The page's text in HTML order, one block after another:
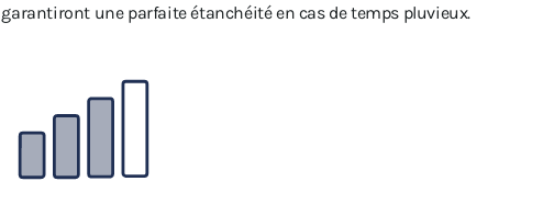
garantiront une parfaite étanchéité en cas de temps pluvieux.